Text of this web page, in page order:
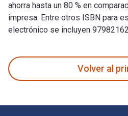
ahorra hasta un 80 % en
impresa. Entre otros ISBN para
electrónico se incluyen
Volver al